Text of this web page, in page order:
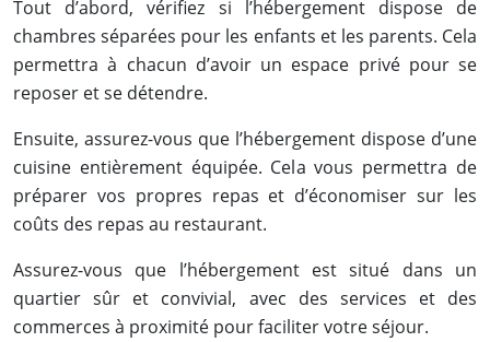
Tout d’abord, vérifiez si l’hébergement dispose de
chambres séparées pour les enfants et les parents. Cela
permettra à chacun d’avoir un espace privé pour se
reposer et se détendre.
Ensuite, assurez-vous que l’hébergement dispose d’une
cuisine entièrement équipée. Cela vous permettra de
préparer vos propres repas et d’économiser sur les
coûts des repas au restaurant.
Assurez-vous que l’hébergement est situé dans un
quartier sûr et convivial, avec des services et des
commerces à proximité pour faciliter votre séjour.